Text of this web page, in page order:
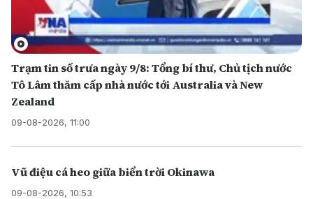
Trạm tin số trưa ngày 9/8: Tổng bí thư, Chủ tịch nước
Tô Lâm thăm cấp nhà nước tới Australia và New
Zealand
09-08-2026, 11:00
Vũ điệu cá heo giữa biển trời Okinawa
09-08-2026, 10:53